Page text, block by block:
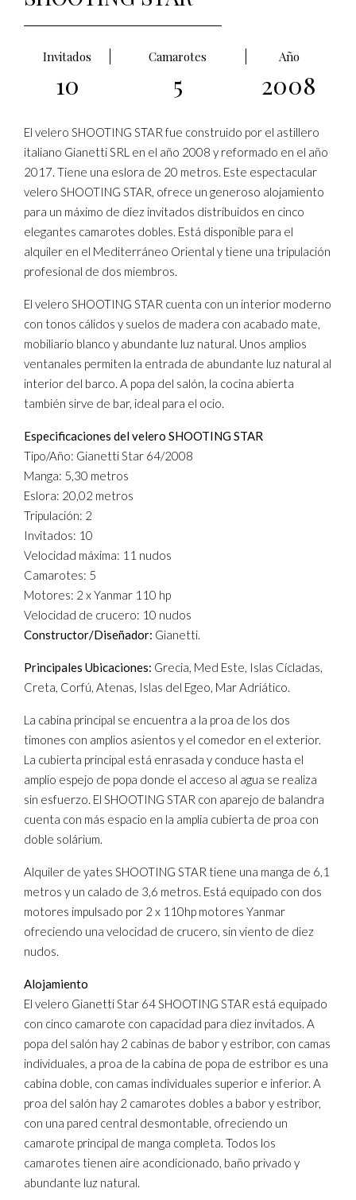
Invitados Camarotes Año
10 5 2008
El velero SHOOTING STAR fue construido por el astillero
italiano Gianetti SRL en el año 2008 y reformado en el año
2017. Tiene una eslora de 20 metros. Este espectacular
velero SHOOTING STAR, ofrece un generoso alojamiento
para un máximo de diez invitados distribuidos en cinco
elegantes camarotes dobles. Está disponible para el
alquiler en el Mediterráneo Oriental y tiene una tripulación
profesional de dos miembros.
El velero SHOOTING STAR cuenta con un interior moderno
con tonos cálidos y suelos de madera con acabado mate,
mobiliario blanco y abundante luz natural. Unos amplios
ventanales permiten la entrada de abundante luz natural al
interior del barco. A popa del salón, la cocina abierta
también sirve de bar, ideal para el ocio.
Especificaciones del velero SHOOTING STAR
Tipo/Año: Gianetti Star 64/2008
Manga: 5,30 metros
Eslora: 20,02 metros
Tripulación: 2
Invitados: 10
Velocidad máxima: 11 nudos
Camarotes: 5
Motores: 2 x Yanmar 110 hp
Velocidad de crucero: 10 nudos
Constructor/Diseñador: Gianetti.
Principales Ubicaciones: Grecia, Med Este, Islas Cícladas,
Creta, Corfú, Atenas, Islas del Egeo, Mar Adriático.
La cabina principal se encuentra a la proa de los dos
timones con amplios asientos y el comedor en el exterior.
La cubierta principal está enrasada y conduce hasta el
amplio espejo de popa donde el acceso al agua se realiza
sin esfuerzo. El SHOOTING STAR con aparejo de balandra
cuenta con más espacio en la amplia cubierta de proa con
doble solárium.
Alquiler de yates SHOOTING STAR tiene una manga de 6,1
metros y un calado de 3,6 metros. Está equipado con dos
motores impulsado por 2 x 110hp motores Yanmar
ofreciendo una velocidad de crucero, sin viento de diez
nudos.
Alojamiento
El velero Gianetti Star 64 SHOOTING STAR está equipado
con cinco camarote con capacidad para diez invitados. A
popa del salón hay 2 cabinas de babor y estribor, con camas
individuales, a proa de la cabina de popa de estribor es una
cabina doble, con camas individuales superior e inferior. A
proa del salón hay 2 camarotes dobles a babor y estribor,
con una pared central desmontable, ofreciendo un
camarote principal de manga completa. Todos los
camarotes tienen aire acondicionado, baño privado y
abundante luz natural.